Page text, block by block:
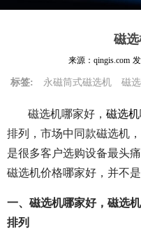
磁
来源：qingis.com
标签: 永磁筒式磁选机 磁
磁选机哪家好， 磁选
排列，市场中同款磁选机
是很多客户选购设备最头
磁选机价格哪家好，并不
一、磁选机哪家好，磁选
排列